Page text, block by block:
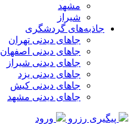
مشهد
شیراز
جاذبه‌های گردشگری
جاهای دیدنی تهران
جاهای دیدنی اصفهان
جاهای دیدنی شیراز
جاهای دیدنی یزد
جاهای دیدنی کیش
جاهای دیدنی مشهد
پیگیری رزرو ورود